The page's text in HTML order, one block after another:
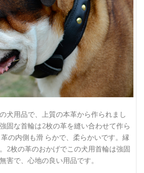
犬用品で、上質の本革から作られまし
固な首輪は2枚の革を縫い合わせて作ら
の内側も滑 らかで、柔らかいです。縁
2枚の革のおかげでこの犬用首輪は強固
害で、心地の良い用品です。